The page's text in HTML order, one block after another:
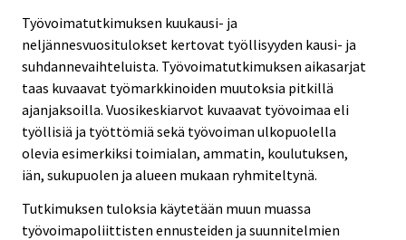
Työvoimatutkimuksen kuukausi- ja
neljännesvuositulokset kertovat työllisyyden kausi- ja
suhdannevaihteluista. Työvoimatutkimuksen aikasarjat
taas kuvaavat työmarkkinoiden muutoksia pitkillä
ajanjaksoilla. Vuosikeskiarvot kuvaavat työvoimaa eli
työllisiä ja työttömiä sekä työvoiman ulkopuolella
olevia esimerkiksi toimialan, ammatin, koulutuksen,
iän, sukupuolen ja alueen mukaan ryhmiteltynä.
Tutkimuksen tuloksia käytetään muun muassa
työvoimapoliittisten ennusteiden ja suunnitelmien